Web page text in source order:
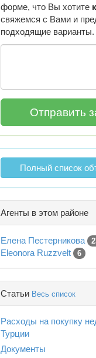
форме, что Вы хотите
свяжемся с Вами и
подходящие варианты.
Полный список
Агенты в этом районе
Елена Пестерникова
Eleonora Ruzzvelt 6
Статьи Весь список
Расходы на покупку
Турции
Документы